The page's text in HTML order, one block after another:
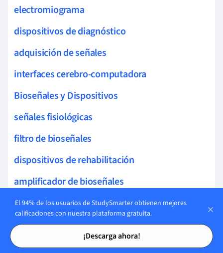
Tarjetas de estudio
Tarjetas de estudio
electromiograma
dispositivos de diagnóstico
adquisición de señales
interfaces cerebro-computadora
Bioseñales y Dispositivos
señales fisiológicas
filtro de bioseñales
dispositivos de rehabilitación
amplificador de bioseñales
medición de frecuencia cardíaca
ingeniería de proteínas
señales biológicas
El 94% de los usuarios de StudySmarter obtienen mejores
calificaciones con nuestra plataforma gratuita.
¡Descarga ahora!